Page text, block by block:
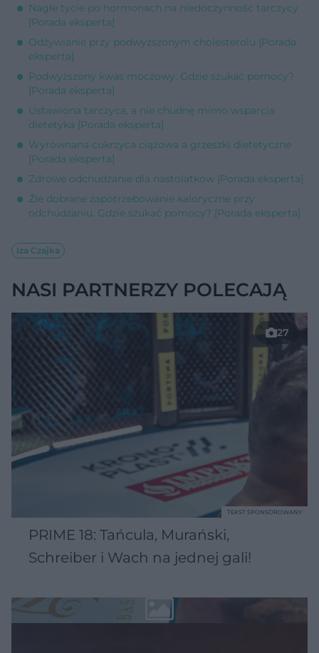
Nagłe tycie po hormonach na niedoczynność tarczycy
[Porada eksperta]
Odżywianie przy podwyższonym cholesterolu [Porada
eksperta]
Podwyższony kwas moczowy. Gdzie szukać pomocy?
[Porada eksperta]
Ustawiona tarczyca, a nie chudnę mimo wsparcia
dietetyka [Porada eksperta]
Wyrównana cukrzyca ciążowa a grzeszki dietetyczne
[Porada eksperta]
Zdrowe odchudzanie dla nastolatków [Porada eksperta]
Źle dobrane zapotrzebowanie kaloryczne przy
odchudzaniu. Gdzie szukać pomocy? [Porada eksperta]
Iza Czajka
NASI PARTNERZY POLECAJĄ
27
PRIME 18: Tańcula, Murański,
Schreiber i Wach na jednej gali!
TEKST SPONSOROWANY